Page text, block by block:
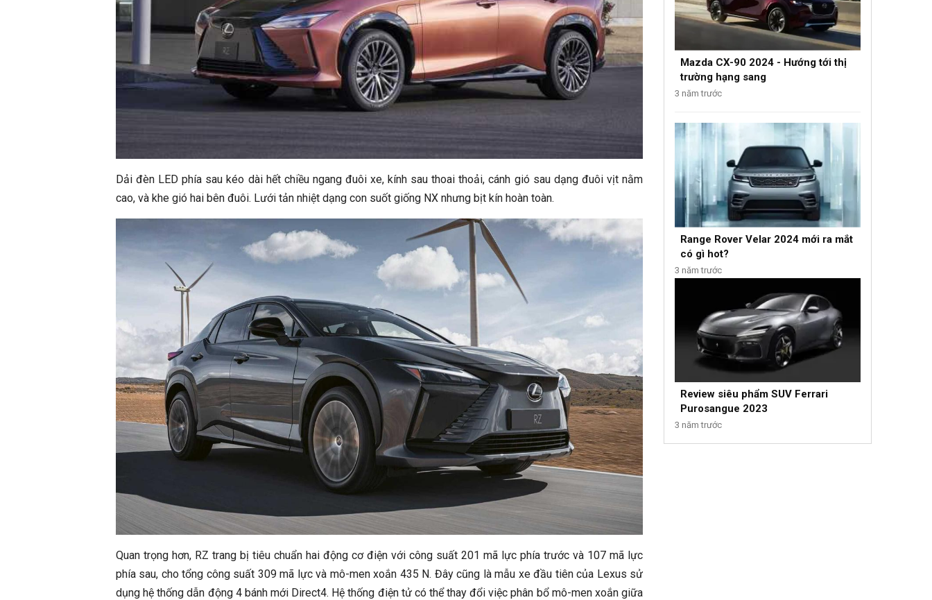
Dải đèn LED phía sau kéo dài hết chiều ngang đuôi xe, kính sau thoai thoải, cánh gió sau dạng đuôi vịt nằm
cao, và khe gió hai bên đuôi. Lưới tản nhiệt dạng con suốt giống NX nhưng bịt kín hoàn toàn.
Quan trọng hơn, RZ trang bị tiêu chuẩn hai động cơ điện với công suất 201 mã lực phía trước và 107 mã lực
phía sau, cho tổng công suất 309 mã lực và mô-men xoắn 435 N. Đây cũng là mẫu xe đầu tiên của Lexus sử
dụng hệ thống dẫn động 4 bánh mới Direct4. Hệ thống điện tử có thể thay đổi việc phân bổ mô-men xoắn giữa
Mazda CX-90 2024 - Hướng tới thị
trường hạng sang
3 năm trước
Range Rover Velar 2024 mới ra mắt
có gì hot?
3 năm trước
Review siêu phẩm SUV Ferrari
Purosangue 2023
3 năm trước